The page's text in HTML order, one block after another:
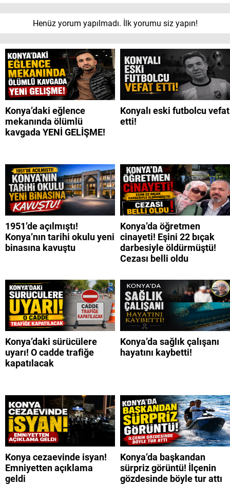
Henüz yorum yapılmadı. İlk yorumu siz yapın!
Konya’daki eğlence
mekanında ölümlü
kavgada YENİ GELİŞME!
Konyalı eski futbolcu vefat
etti!
1951’de açılmıştı!
Konya’nın tarihi okulu yeni
binasına kavuştu
Konya’da öğretmen
cinayeti! Eşini 22 bıçak
darbesiyle öldürmüştü!
Cezası belli oldu
Konya’daki sürücülere
uyarı! O cadde trafiğe
kapatılacak
Konya’da sağlık çalışanı
hayatını kaybetti!
Konya cezaevinde isyan!
Emniyetten açıklama
geldi
Konya’da başkandan
sürpriz görüntü! İlçenin
gözdesinde böyle tur attı